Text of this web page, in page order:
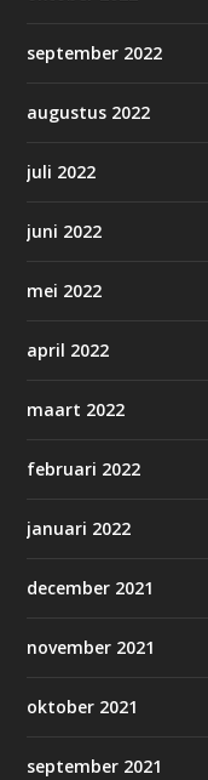
september 2022
augustus 2022
juli 2022
juni 2022
mei 2022
april 2022
maart 2022
februari 2022
januari 2022
december 2021
november 2021
oktober 2021
september 2021